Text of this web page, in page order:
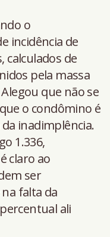
o
incidência de
calculados de
pela massa
que não se
o condômino é
inadimplência.
1.336,
claro ao
ser
falta da
ali